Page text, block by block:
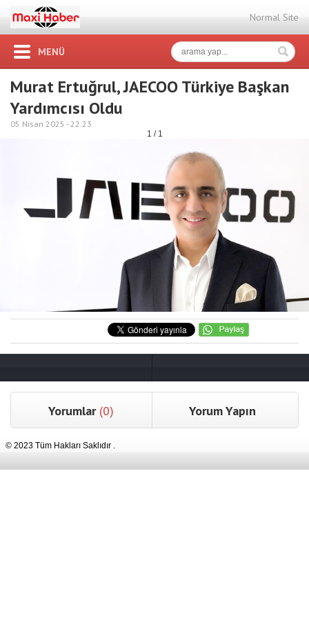
Normal Site
MENÜ
Murat Ertuğrul, JAECOO Türkiye Başkan
Yardımcısı Oldu
05 Nisan 2025 -22:23
1 / 1
Yorumlar (0) Yorum Yapın
© 2023 Tüm Hakları Saklıdır .